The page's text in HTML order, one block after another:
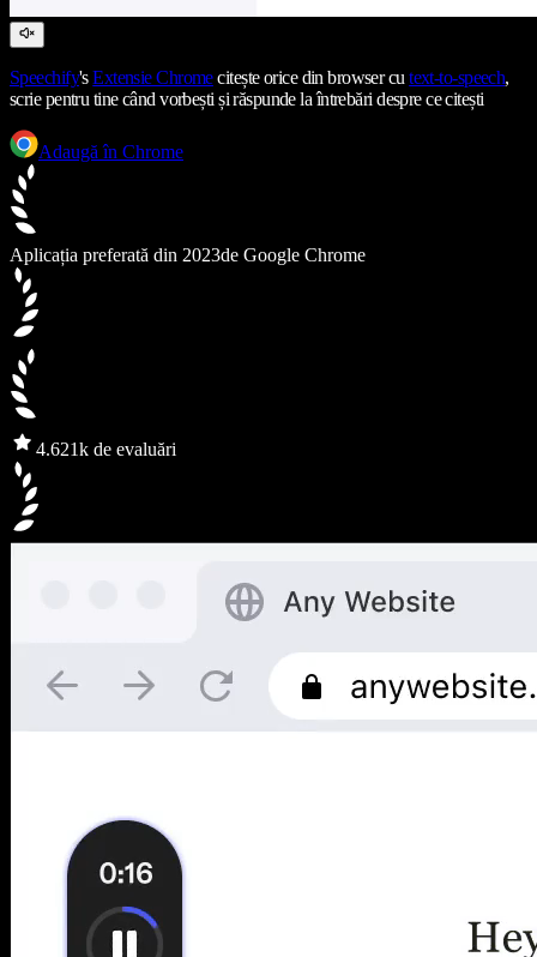
Speechify'sExtensie Chromecitește orice din browser cutext-to-speech,
scrie pentru tine când vorbești și răspunde la întrebări despre ce citești
Adaugă în Chrome
Aplicația preferată din 2023de Google Chrome
4.621k de evaluări